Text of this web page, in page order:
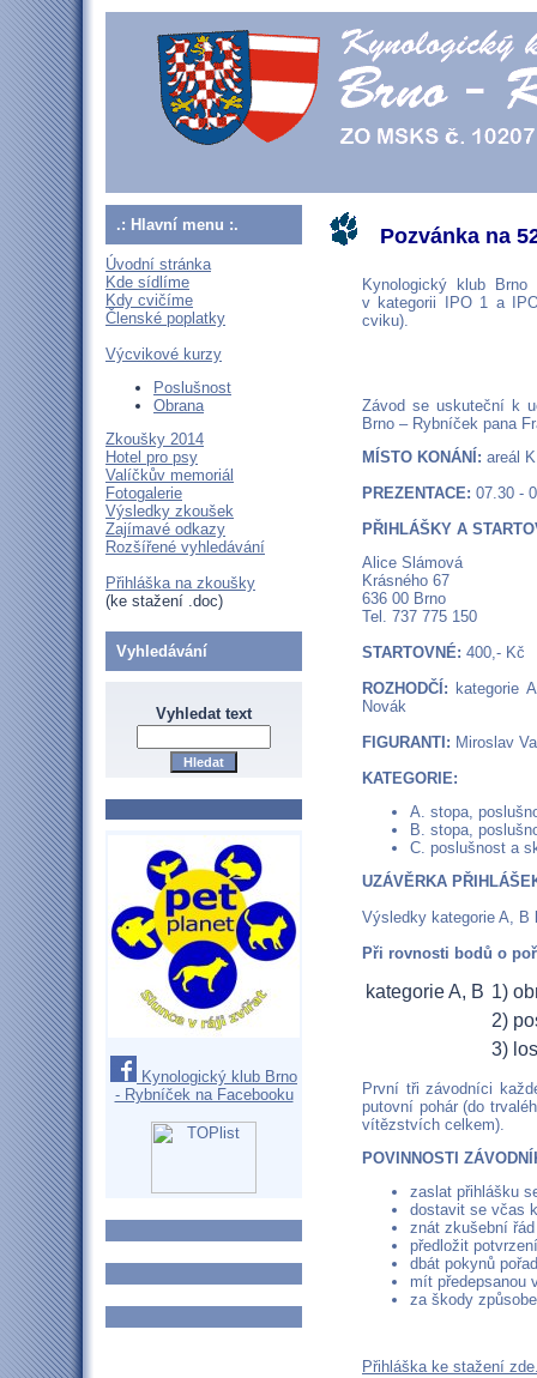
.: Hlavní menu :.
Úvodní stránka
Kde sídlíme
Kdy cvičíme
Členské poplatky
Výcvikové kurzy
Poslušnost
Obrana
Zkoušky 2014
Hotel pro psy
Valíčkův memoriál
Fotogalerie
Výsledky zkoušek
Zajímavé odkazy
Rozšířené vyhledávání
Přihláška na zkoušky
(ke stažení .doc)
Vyhledávání
Vyhledat text
Kynologický klub Brno
- Rybníček na Facebooku
Pozvánka na
Kynologický klub
v kategorii IPO 1 a
cviku).
Závod se uskuteční k
Brno – Rybníček pana
MÍSTO KONÁNÍ: areál
PREZENTACE: 07.30 -
PŘIHLÁŠKY A
Alice Slámová
Krásného 67
636 00 Brno
Tel. 737 775 150
STARTOVNÉ: 400,- Kč
ROZHODČÍ: kategorie
Novák
FIGURANTI: Miroslav
KATEGORIE:
A. stopa,
B. stopa,
C. poslušnost a
UZÁVĚRKA
Výsledky kategorie A,
Při rovnosti bodů o
kategorie A, B 1)
2)
3) los
První tři závodníci
putovní pohár (do
vítězstvích celkem).
POVINNOSTI
zaslat přihlášku
dostavit se včas
znát zkušební
předložit
dbát pokynů
mít předepsanou
za škody
Přihláška ke stažení